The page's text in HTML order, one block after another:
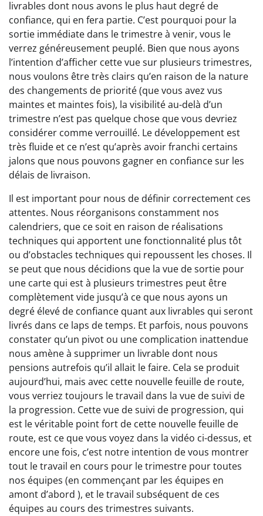
livrables dont nous avons le plus haut degré de
confiance, qui en fera partie. C’est pourquoi pour la
sortie immédiate dans le trimestre à venir, vous le
verrez généreusement peuplé. Bien que nous ayons
l’intention d’afficher cette vue sur plusieurs trimestres,
nous voulons être très clairs qu’en raison de la nature
des changements de priorité (que vous avez vus
maintes et maintes fois), la visibilité au-delà d’un
trimestre n’est pas quelque chose que vous devriez
considérer comme verrouillé. Le développement est
très fluide et ce n’est qu’après avoir franchi certains
jalons que nous pouvons gagner en confiance sur les
délais de livraison.
Il est important pour nous de définir correctement ces
attentes. Nous réorganisons constamment nos
calendriers, que ce soit en raison de réalisations
techniques qui apportent une fonctionnalité plus tôt
ou d’obstacles techniques qui repoussent les choses. Il
se peut que nous décidions que la vue de sortie pour
une carte qui est à plusieurs trimestres peut être
complètement vide jusqu’à ce que nous ayons un
degré élevé de confiance quant aux livrables qui seront
livrés dans ce laps de temps. Et parfois, nous pouvons
constater qu’un pivot ou une complication inattendue
nous amène à supprimer un livrable dont nous
pensions autrefois qu’il allait le faire. Cela se produit
aujourd’hui, mais avec cette nouvelle feuille de route,
vous verriez toujours le travail dans la vue de suivi de
la progression. Cette vue de suivi de progression, qui
est le véritable point fort de cette nouvelle feuille de
route, est ce que vous voyez dans la vidéo ci-dessus, et
encore une fois, c’est notre intention de vous montrer
tout le travail en cours pour le trimestre pour toutes
nos équipes (en commençant par les équipes en
amont d’abord ), et le travail subséquent de ces
équipes au cours des trimestres suivants.